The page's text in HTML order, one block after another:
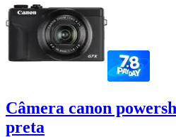
Câmera canon
preta